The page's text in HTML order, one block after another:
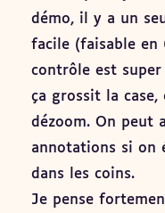
démo, il y a un
facile (faisable en
contrôle est
ça grossit la
dézoom. On peut
annotations si on
dans les coins.
Je pense